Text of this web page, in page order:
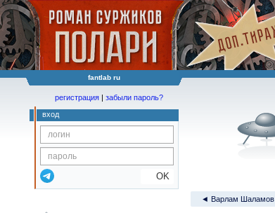
fantlab ru
регистрация | забыли пароль?
вход
OK
◄ Варлам Шаламов